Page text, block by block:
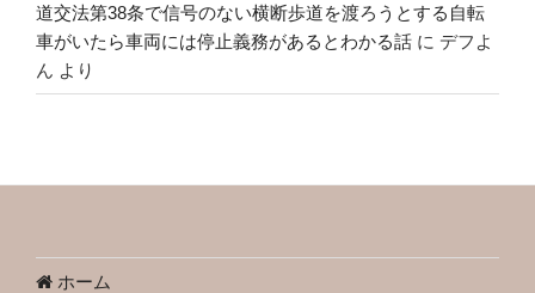
道交法第38条で信号のない横断歩道を渡ろうとする自転
車がいたら車両には停止義務があるとわかる話 に デフよ
ん より
ホーム